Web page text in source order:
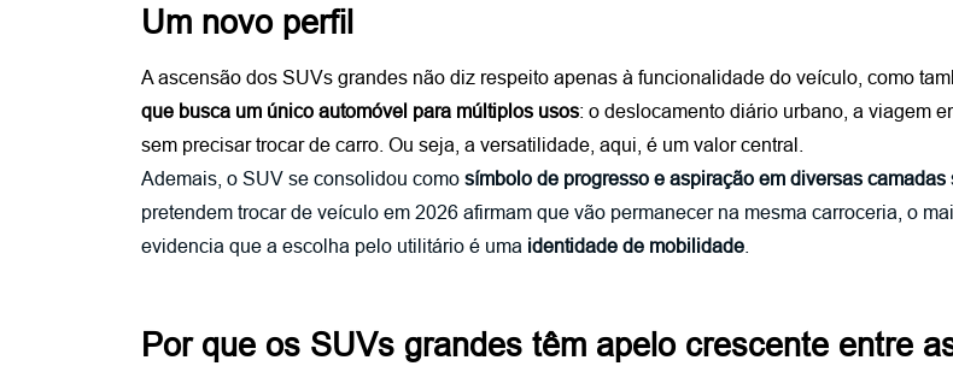
Um novo perfil
A ascensão dos SUVs grandes não diz respeito apenas à funcionalidade do veículo, como
que busca um único automóvel para múltiplos usos: o deslocamento diário urbano, a viagem
sem precisar trocar de carro. Ou seja, a versatilidade, aqui, é um valor central.
Ademais, o SUV se consolidou como símbolo de progresso e aspiração em diversas camadas
pretendem trocar de veículo em 2026 afirmam que vão permanecer na mesma carroceria, o
evidencia que a escolha pelo utilitário é uma identidade de mobilidade
Por que os SUVs grandes têm apelo crescente entre